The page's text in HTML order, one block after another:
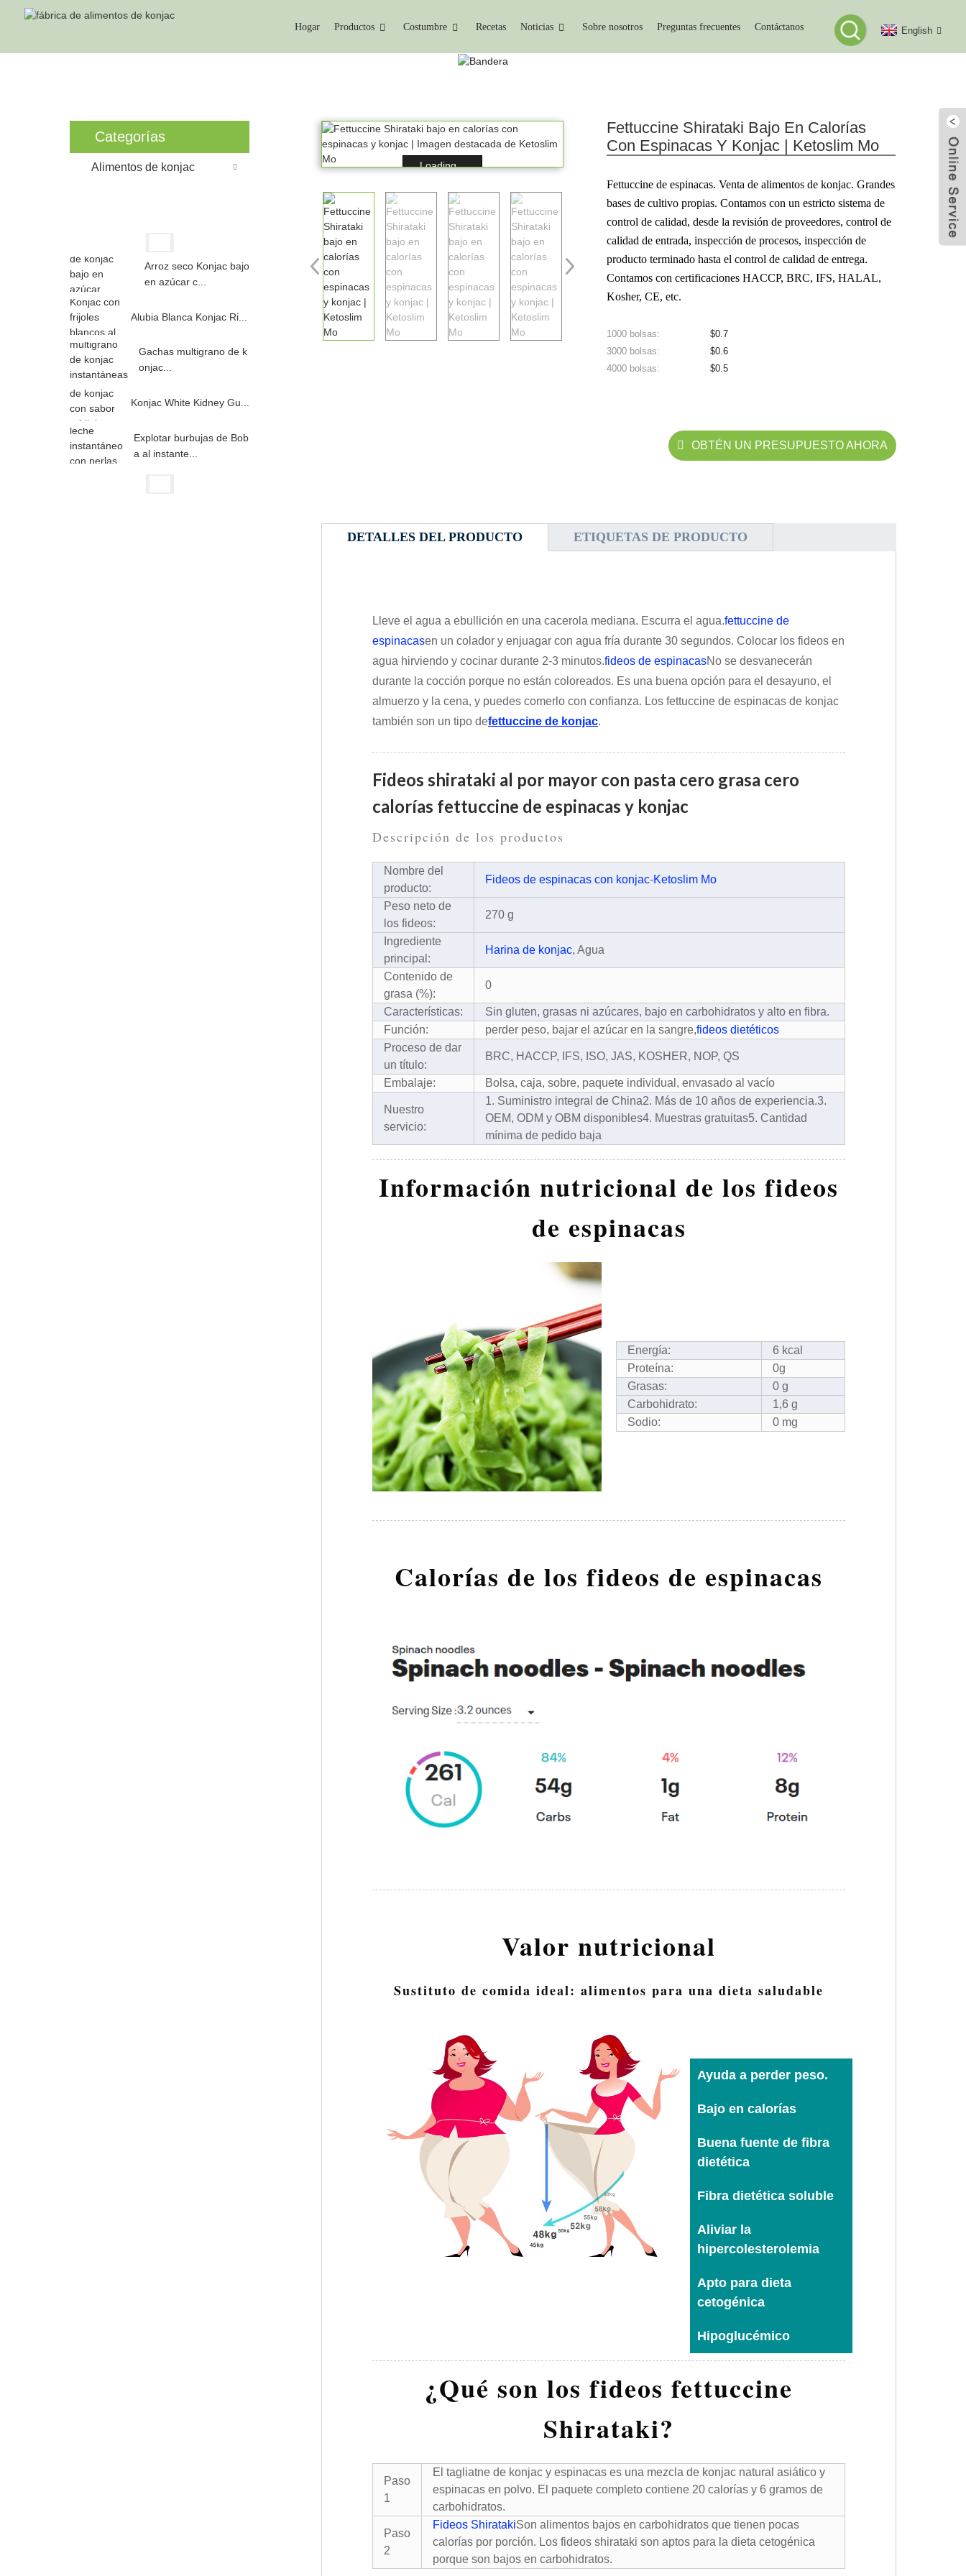
Hogar Productos Costumbre Recetas Noticias Sobre nosotros Preguntas frecuentes Contáctanos English
Categorías
Alimentos de konjac
Arroz seco Konjac bajo
en azúcar c...
Alubia Blanca Konjac Ri...
Gachas multigrano de k
onjac...
Konjac White Kidney Gu...
Explotar burbujas de Bob
a al instante...
Loading...
Fettuccine Shirataki Bajo En Calorías
Con Espinacas Y Konjac | Ketoslim Mo
Fettuccine de espinacas. Venta de alimentos de konjac. Grandes
bases de cultivo propias. Contamos con un estricto sistema de
control de calidad, desde la revisión de proveedores, control de
calidad de entrada, inspección de procesos, inspección de
producto terminado hasta el control de calidad de entrega.
Contamos con certificaciones HACCP, BRC, IFS, HALAL,
Kosher, CE, etc.
1000 bolsas:
$0.7
3000 bolsas:
$0.6
4000 bolsas:
$0.5
OBTÉN UN PRESUPUESTO AHORA
DETALLES DEL PRODUCTO ETIQUETAS DE PRODUCTO
Lleve el agua a ebullición en una cacerola mediana. Escurra el agua.fettuccine de
espinacasen un colador y enjuagar con agua fría durante 30 segundos. Colocar los fideos en
agua hirviendo y cocinar durante 2-3 minutos.fideos de espinacasNo se desvanecerán
durante la cocción porque no están coloreados. Es una buena opción para el desayuno, el
almuerzo y la cena, y puedes comerlo con confianza. Los fettuccine de espinacas de konjac
también son un tipo defettuccine de konjac.
Fideos shirataki al por mayor con pasta cero grasa cero
calorías fettuccine de espinacas y konjac
Descripción de los productos
Nombre del
producto:
Fideos de espinacas con konjac-Ketoslim Mo
Peso neto de
los fideos:
270 g
Ingrediente
principal:
Harina de konjac, Agua
Contenido de
grasa (%):
0
Características:
Sin gluten, grasas ni azúcares, bajo en carbohidratos y alto en fibra.
Función:
perder peso, bajar el azúcar en la sangre,fideos dietéticos
Proceso de dar
un título:
BRC, HACCP, IFS, ISO, JAS, KOSHER, NOP, QS
Embalaje: Bolsa, caja, sobre, paquete individual, envasado al vacío
Nuestro
servicio:
1. Suministro integral de China2. Más de 10 años de experiencia.3.
OEM, ODM y OBM disponibles4. Muestras gratuitas5. Cantidad
mínima de pedido baja
Información nutricional de los fideos
de espinacas
Energía:
6 kcal
Proteína:
0g
Grasas:
0 g
Carbohidrato:
1,6 g
Sodio:
0 mg
Calorías de los fideos de espinacas
Valor nutricional
Sustituto de comida ideal: alimentos para una dieta saludable
Ayuda a perder peso.
Bajo en calorías
Buena fuente de fibra
dietética
Fibra dietética soluble
Aliviar la
hipercolesterolemia
Apto para dieta
cetogénica
Hipoglucémico
¿Qué son los fideos fettuccine
Shirataki?
Paso
1
El tagliatne de konjac y espinacas es una mezcla de konjac natural asiático y
espinacas en polvo. El paquete completo contiene 20 calorías y 6 gramos de
carbohidratos.
Paso
2
Fideos ShiratakiSon alimentos bajos en carbohidratos que tienen pocas
calorías por porción. Los fideos shirataki son aptos para la dieta cetogénica
porque son bajos en carbohidratos.